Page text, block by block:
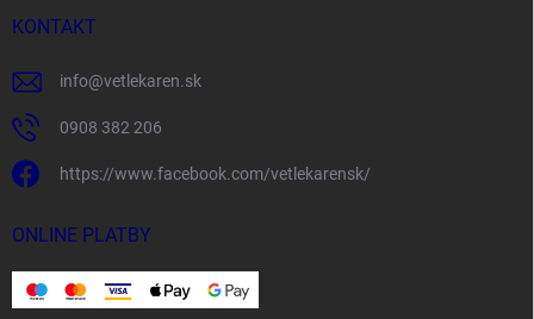
KONTAKT
info@vetlekaren.sk
0908 382 206
https://www.facebook.com/vetlekarensk/
ONLINE PLATBY